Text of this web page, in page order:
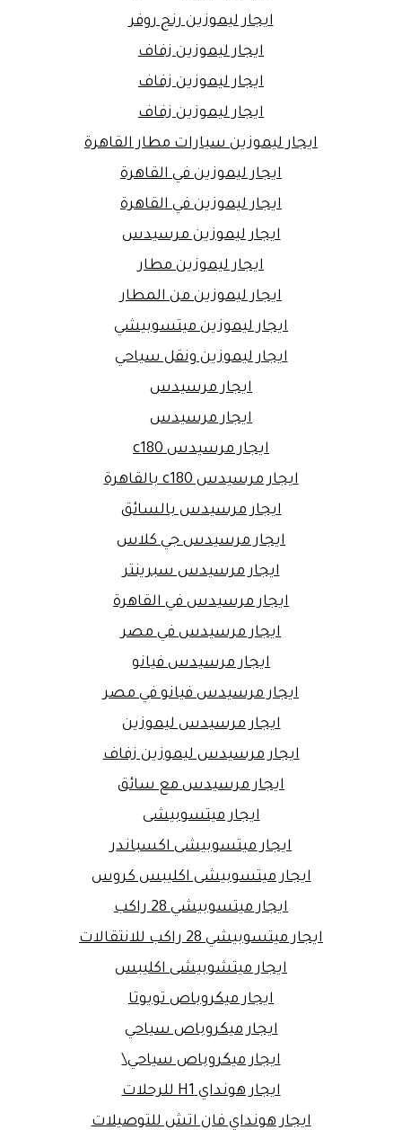
ايجار ليموزين رنج روفر
ايجار ليموزين زفاف
ايجار ليموزين زفاف
ايجار ليموزين زفاف
ايجار ليموزين سيارات مطار القاهرة
ايجار ليموزين في القاهرة
ايجار ليموزين في القاهرة
ايجار ليموزين مرسيدس
ايجار ليموزين مطار
ايجار ليموزين من المطار
ايجار ليموزين ميتسوبيشي
ايجار ليموزين ونقل سياحي
ايجار مرسيدس
ايجار مرسيدس
ايجار مرسيدس c180
ايجار مرسيدس c180 بالقاهرة
ايجار مرسيدس بالسائق
ايجار مرسيدس جي كلاس
ايجار مرسيدس سبرينتر
ايجار مرسيدس في القاهرة
ايجار مرسيدس في مصر
ايجار مرسيدس فيانو
ايجار مرسيدس فيانو في مصر
ايجار مرسيدس ليموزين
ايجار مرسيدس ليموزين زفاف
ايجار مرسيدس مع سائق
ايجار ميتسوبيشى
ايجار ميتسوبيشى اكسباندر
ايجار ميتسوبيشى اكليبس كروس
ايجار ميتسوبيشي 28 راكب
ايجار ميتسوبيشي 28 راكب للانتقالات
ايجار ميتشوبيشى اكليبس
ايجار ميكروباص تويوتا
ايجار ميكروباص سياحي
ايجار ميكروباص سياحي\
ايجار هونداي H1 للرحلات
ايجار هونداي فان اتش للتوصيلات